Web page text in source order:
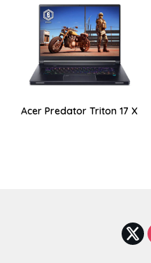
Acer Predator Triton 17 X